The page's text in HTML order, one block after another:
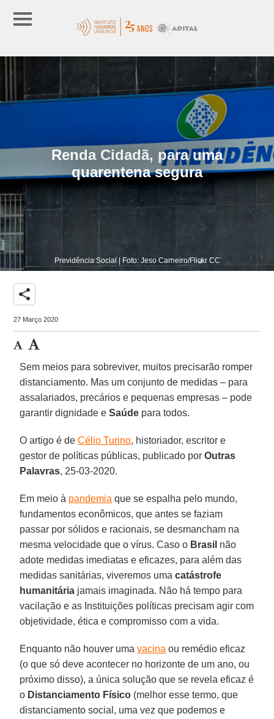
Renda Cidadã, para uma
quarentena segura
Previdência Social | Foto: Jeso Carneiro/Flickr CC
share
27 Março 2020
Sem meios para sobreviver, muitos precisarão romper
distanciamento. Mas um conjunto de medidas – para
assalariados, precários e pequenas empresas – pode
garantir dignidade eSaúde para todos.
O artigo é deCélio Turino, historiador, escritor e
gestor de políticas públicas, publicado porOutras
Palavras, 25-03-2020.
Em meio à pandemia que se espalha pelo mundo,
fundamentos econômicos, que antes se faziam
passar por sólidos e racionais, se desmancham na
mesma velocidade que o vírus. Caso o Brasil não
adote medidas imediatas e eficazes, para além das
medidas sanitárias, viveremos umacatástrofe
humanitária jamais imaginada. Não há tempo para
vacilação e as Instituições políticas precisam agir com
objetividade, ética e compromisso com a vida.
Enquanto não houver umavacina ou remédio eficaz
(o que só deve acontecer no horizonte de um ano, ou
próximo disso), a única solução que se revela eficaz é
o Distanciamento Físico (melhor esse termo, que
distanciamento social, uma vez que podemos e